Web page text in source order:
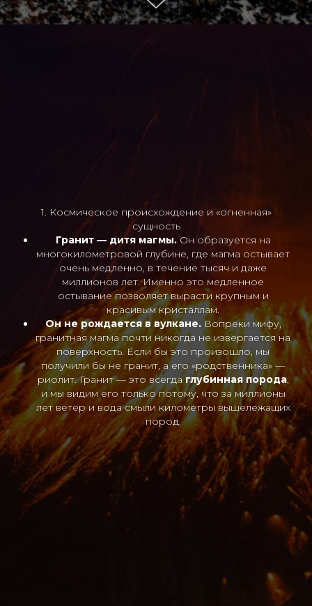
1. Космическое происхождение и «огненная»
сущность
Гранит — дитя магмы.Он образуется на
многокилометровой глубине, где магма остывает
очень медленно, в течение тысяч и даже
миллионов лет. Именно это медленное
остывание позволяет вырасти крупным и
красивым кристаллам.
Он не рождается в вулкане.Вопреки мифу,
гранитная магма почти никогда не извергается на
поверхность. Если бы это произошло, мы
получили бы не гранит, а его «родственника» —
риолит. Гранит — это всегдаглубинная порода,
и мы видим его только потому, что за миллионы
лет ветер и вода смыли километры вышележащих
пород.